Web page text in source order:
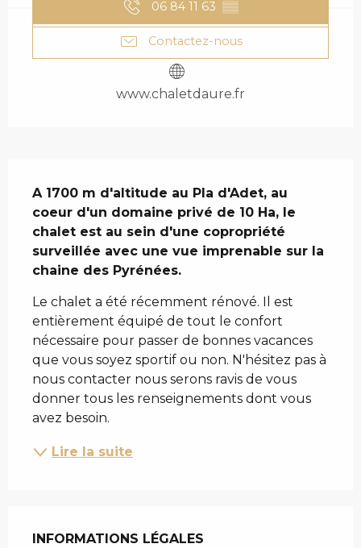
06 84 11 63 ▒▒
Contactez-nous
www.chaletdaure.fr
A 1700 m d'altitude au Pla d'Adet, au
coeur d'un domaine privé de 10 Ha, le
chalet est au sein d'une copropriété
surveillée avec une vue imprenable sur la
chaine des Pyrénées.
Le chalet a été récemment rénové. Il est
entièrement équipé de tout le confort
nécessaire pour passer de bonnes vacances
que vous soyez sportif ou non. N'hésitez pas à
nous contacter nous serons ravis de vous
donner tous les renseignements dont vous
avez besoin.
Lire la suite
INFORMATIONS LÉGALES
INFORMATIONS LÉGALES